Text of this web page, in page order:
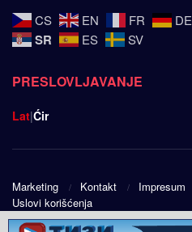
CS EN FR DE
SR ES SV
PRESLOVLJAVANJE
Lat|Ćir
Marketing Kontakt Impresum
Uslovi korišćenja